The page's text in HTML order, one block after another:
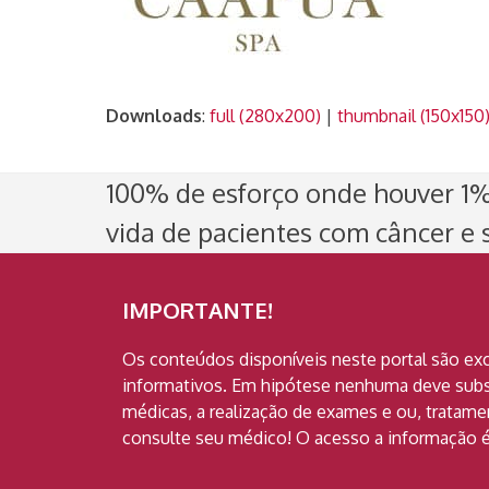
Downloads: full (280x200) | thumbnail (150x150)
100% de esforço onde houver
vida de pacientes com câncer e
IMPORTANTE!
Os conteúdos disponíveis neste portal são
informativos. Em hipótese nenhuma deve
médicas, a realização de exames e ou,
consulte seu médico! O acesso a informação